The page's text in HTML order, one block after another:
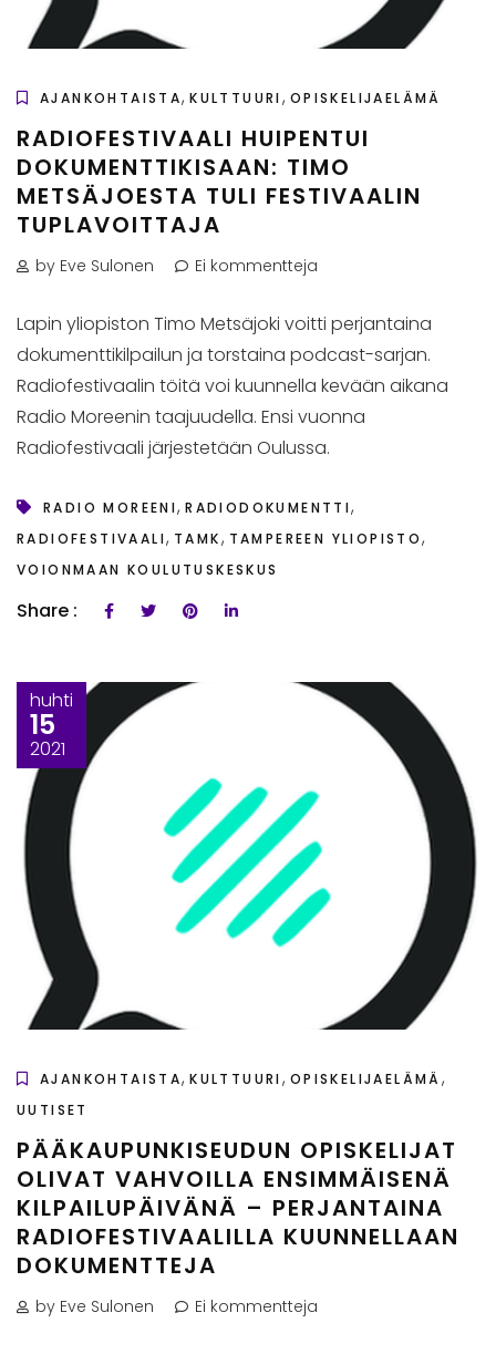
AJANKOHTAISTA,KULTTUURI, OPISKELIJAELÄMÄ
RADIOFESTIVAALI HUIPENTUI
DOKUMENTTIKISAAN: TIMO
METSÄJOESTA TULI FESTIVAALIN
TUPLAVOITTAJA
by Eve Sulonen Ei kommentteja
Lapin yliopiston Timo Metsäjoki voitti perjantaina
dokumenttikilpailun ja torstaina podcast-sarjan.
Radiofestivaalin töitä voi kuunnella kevään aikana
Radio Moreenin taajuudella. Ensi vuonna
Radiofestivaali järjestetään Oulussa.
RADIO MOREENI,RADIODOKUMENTTI,
RADIOFESTIVAALI, TAMK, TAMPEREEN YLIOPISTO,
VOIONMAAN KOULUTUSKESKUS
Share :
huhti
15
2021
AJANKOHTAISTA,KULTTUURI, OPISKELIJAELÄMÄ ,
UUTISET
PÄÄKAUPUNKISEUDUN OPISKELIJAT
OLIVAT VAHVOILLA ENSIMMÄISENÄ
KILPAILUPÄIVÄNÄ – PERJANTAINA
RADIOFESTIVAALILLA KUUNNELLAAN
DOKUMENTTEJA
by Eve Sulonen Ei kommentteja